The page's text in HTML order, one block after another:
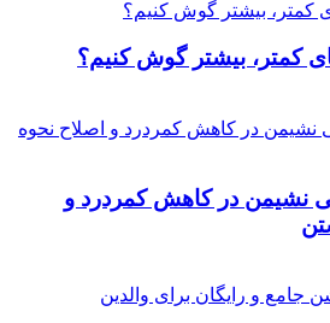
کمتر، بیشتر گوش کنیم؟
نشیمن در کاهش کمردرد و